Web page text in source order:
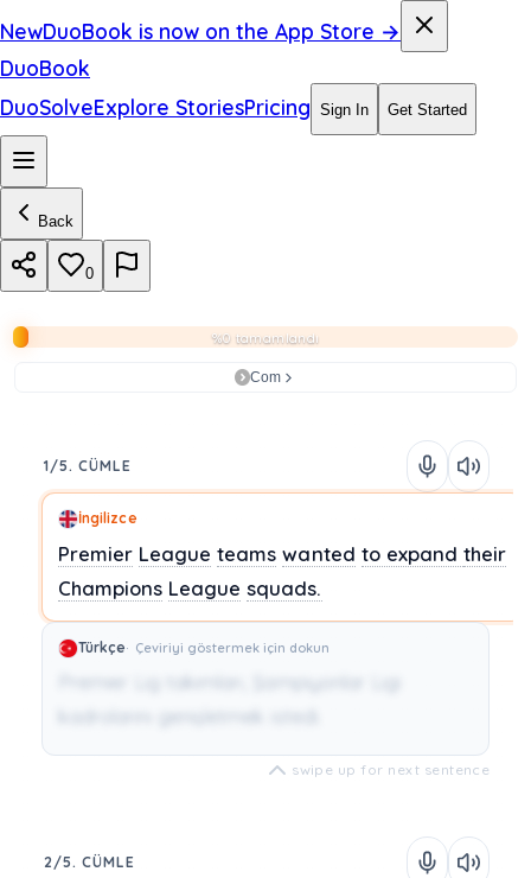
NewDuoBook is now on the App Store →
DuoBook
DuoSolveExplore StoriesPricing Sign In Get Started
Back
0
%0 tamamlandı
Com
1/5. CÜMLE
İngilizce
Premier League teams wanted to expandtheir
Champions League squads.
Türkçe Çeviriyi göstermek için dokun
Premier Lig takımları, Şampiyonlar Ligi
kadrolarını genişletmek istedi.
swipe up for next sentence
2/5. CÜMLE